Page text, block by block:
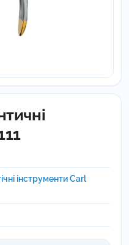
інструменти Carl